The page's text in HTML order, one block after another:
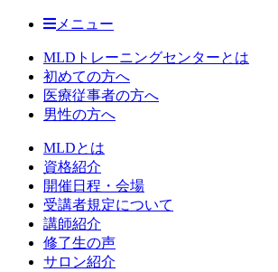
メニュー
MLDトレーニングセンターとは
初めての方へ
医療従事者の方へ
男性の方へ
MLDとは
資格紹介
開催日程・会場
受講者規定について
講師紹介
修了生の声
サロン紹介